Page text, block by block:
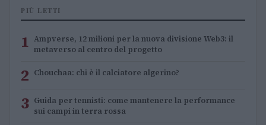
PIÙ LETTI
1 Ampverse, 12 milioni per la nuova divisione Web3: il
metaverso al centro del progetto
2 Chouchaa: chi è il calciatore algerino?
3 Guida per tennisti: come mantenere la performance
sui campi in terra rossa